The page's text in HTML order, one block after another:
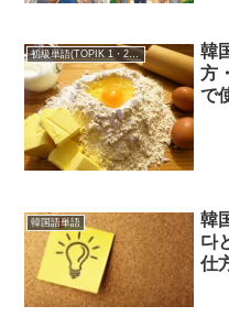
初級単語(TOPIK 1・2級)
韓
方
で
韓国語単語
韓
다
仕